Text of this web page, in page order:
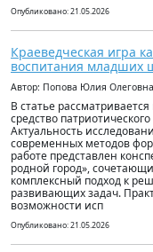
Опубликовано: 21.05.2026
Краеведческая игра
воспитания младших
Автор: Попова Юлия Олеговна
В статье
средство
Актуальность
современных методов
работе представлен
родной город»,
комплексный подход к
развивающих задач.
возможности исп
Опубликовано: 21.05.2026